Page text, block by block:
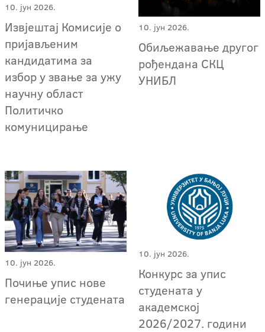
10. јун 2026.
Извјештај Комисије о
пријављеним
кандидатима за
избор у звање за ужу
научну област
Политичко
комуницирање
10. јун 2026.
Обиљежавање другог
рођендана СКЦ
УНИБЛ
10. јун 2026.
Почиње упис нове
генерације студената
10. јун 2026.
Конкурс за упис
студената у
академској
2026/2027. години